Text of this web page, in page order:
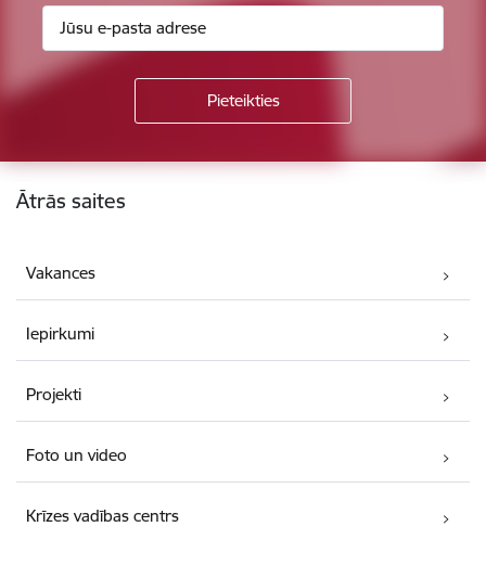
Kājene
Ātrās saites
Vakances
Iepirkumi
Projekti
Foto un video
Krīzes vadības centrs